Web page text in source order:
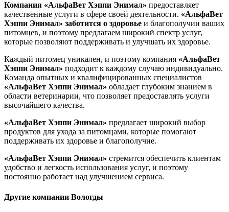
Компания «АльфаВет Хэппи Энимал» предоставляет
качественные услуги в сфере своей деятельности. «АльфаВет
Хэппи Энимал» заботится о здоровье и благополучии ваших
питомцев, и поэтому предлагаем широкий спектр услуг,
которые позволяют поддерживать и улучшать их здоровье.
Каждый питомец уникален, и поэтому компания «АльфаВет
Хэппи Энимал» подходит к каждому случаю индивидуально.
Команда опытных и квалифицированных специалистов
«АльфаВет Хэппи Энимал» обладает глубоким знанием в
области ветеринарии, что позволяет предоставлять услуги
высочайшего качества.
«АльфаВет Хэппи Энимал» предлагает широкий выбор
продуктов для ухода за питомцами, которые помогают
поддерживать их здоровье и благополучие.
«АльфаВет Хэппи Энимал» стремится обеспечить клиентам
удобство и легкость использования услуг, и поэтому
постоянно работает над улучшением сервиса.
Другие компании Вологды